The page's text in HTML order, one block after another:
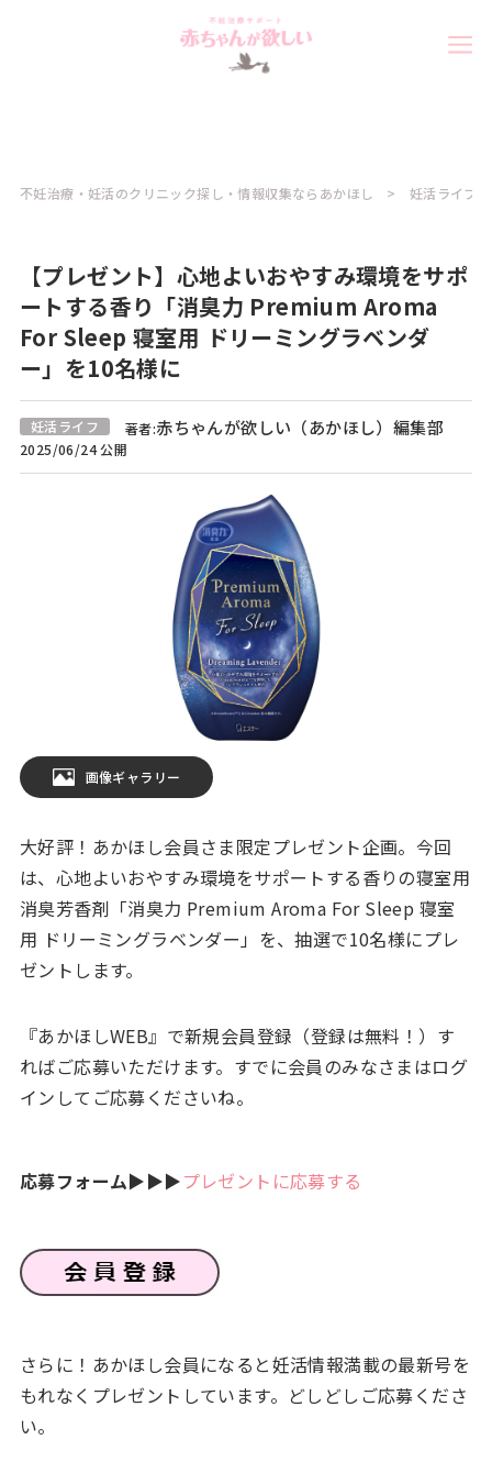
不妊治療・妊活のクリニック探し・情報収集ならあかほし 妊活ライフ
【プレゼント】心地よいおやすみ環境をサポ
ートする香り「消臭力 Premium Aroma
For Sleep 寝室用 ドリーミングラベンダ
ー」を10名様に
妊活ライフ 著者:赤ちゃんが欲しい（あかほし）編集部
2025/06/24 公開
画像ギャラリー
大好評！あかほし会員さま限定プレゼント企画。今回
は、心地よいおやすみ環境をサポートする香りの寝室用
消臭芳香剤「消臭力 Premium Aroma For Sleep 寝室
用 ドリーミングラベンダー」を、抽選で10名様にプレ
ゼントします。
『あかほしWEB』で新規会員登録（登録は無料！）す
ればご応募いただけます。すでに会員のみなさまはログ
インしてご応募くださいね。
応募フォーム▶▶▶プレゼントに応募する
さらに！あかほし会員になると妊活情報満載の最新号を
もれなくプレゼントしています。どしどしご応募くださ
い。